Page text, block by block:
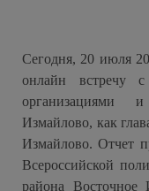
Сегодня, 20 июля
онлайн встречу
организациями
Измайлово, как
Измайлово. Отчет
Всероссийской
района